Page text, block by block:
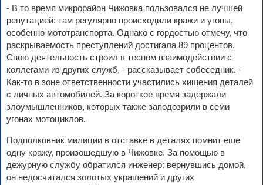
- В то время микрорайон Чижовка пользовался не лучшей
репутацией: там регулярно происходили кражи и угоны,
особенно мототранспорта. Однако с гордостью отмечу, что
раскрываемость преступлений достигала 89 процентов.
Свою деятельность строил в тесном взаимодействии с
коллегами из других служб, - рассказывает собеседник. -
Как-то в зоне ответственности участились хищения деталей
с личных автомобилей. За короткое время задержали
злоумышленников, которых также заподозрили в семи
угонах мотоциклов.
Подполковник милиции в отставке в деталях помнит еще
одну кражу, произошедшую в Чижовке. За помощью в
дежурную службу обратился инженер: вернувшись домой,
он недосчитался золотых украшений и других